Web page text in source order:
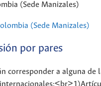
(Sede Manizales)
(Sede Manizales)
por pares
corresponder a alguna de